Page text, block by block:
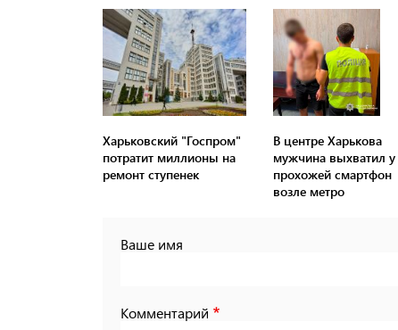
Харьковский "Госпром"
потратит миллионы на
ремонт ступенек
В центре Харькова
мужчина выхватил у
прохожей смартфон
возле метро
Ваше имя
Комментарий